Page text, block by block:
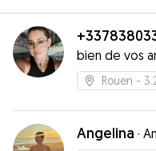
bien de vos
Rouen -
Angelina ·